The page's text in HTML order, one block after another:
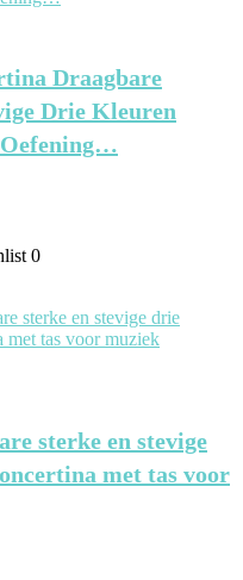
Draagbare
Drie Kleuren
0
sterke en stevige
met tas voor